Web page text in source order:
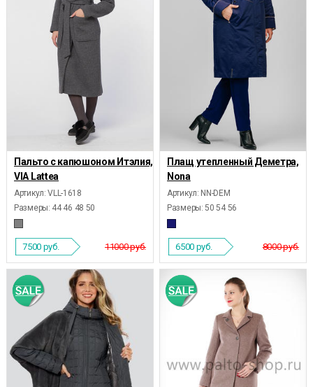
Пальто с капюшоном Итэлия,
VIA Lattea
Артикул: VLL-1618
Размеры: 44 46 48 50
11000 руб.
7500 руб.
Плащ утепленный Деметра,
Nona
Артикул: NN-DEM
Размеры: 50 54 56
8000 руб.
6500 руб.